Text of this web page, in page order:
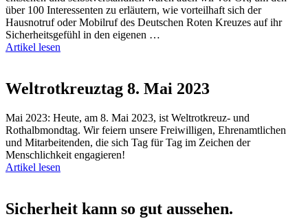
über 100 Interessenten zu erläutern, wie vorteilhaft sich der
Hausnotruf oder Mobilruf des Deutschen Roten Kreuzes auf ihr
Sicherheitsgefühl in den eigenen …
Artikel lesen
Weltrotkreuztag 8. Mai 2023
Mai 2023: Heute, am 8. Mai 2023, ist Weltrotkreuz- und
Rothalbmondtag. Wir feiern unsere Freiwilligen, Ehrenamtlichen
und Mitarbeitenden, die sich Tag für Tag im Zeichen der
Menschlichkeit engagieren!
Artikel lesen
Sicherheit kann so gut aussehen.